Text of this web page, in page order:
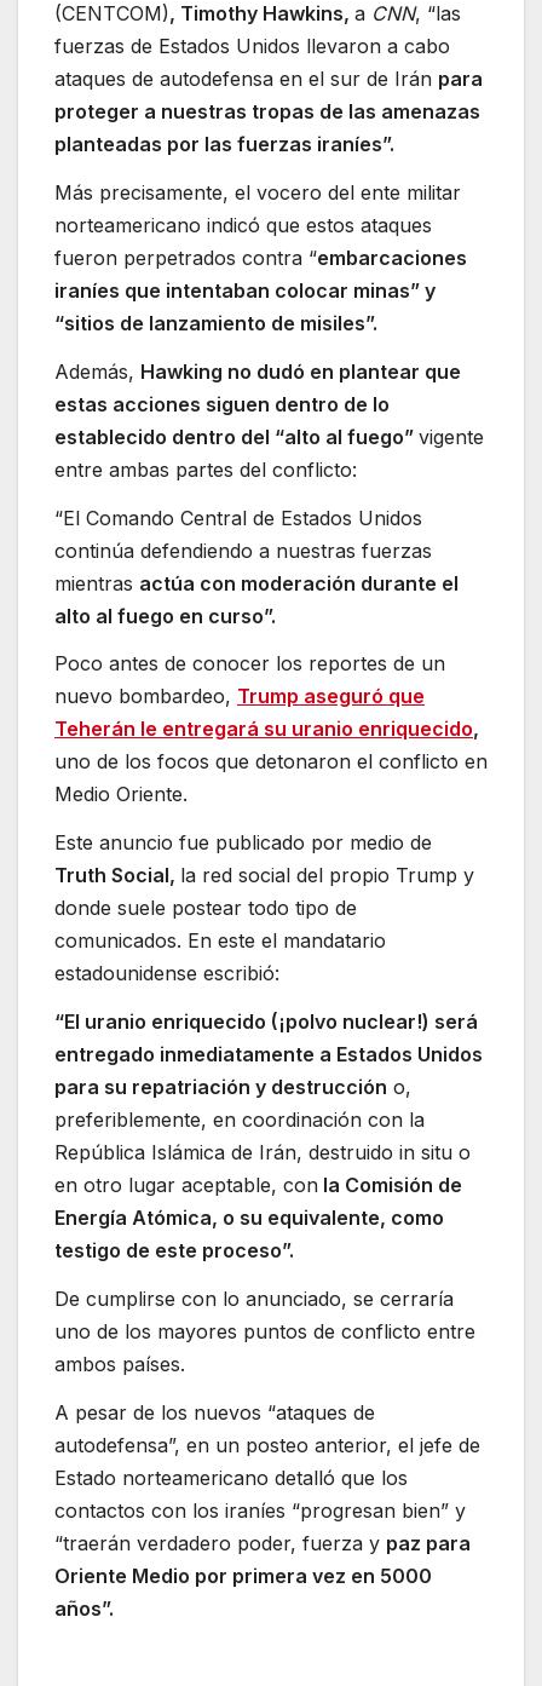
(CENTCOM), Timothy Hawkins, a CNN, “las
fuerzas de Estados Unidos llevaron a cabo
ataques de autodefensa en el sur de Irán para
proteger a nuestras tropas de las amenazas
planteadas por las fuerzas iraníes”.
Más precisamente, el vocero del ente militar
norteamericano indicó que estos ataques
fueron perpetrados contra “embarcaciones
iraníes que intentaban colocar minas” y
“sitios de lanzamiento de misiles”.
Además, Hawking no dudó en plantear que
estas acciones siguen dentro de lo
establecido dentro del “alto al fuego” vigente
entre ambas partes del conflicto:
“El Comando Central de Estados Unidos
continúa defendiendo a nuestras fuerzas
mientras actúa con moderación durante el
alto al fuego en curso”.
Poco antes de conocer los reportes de un
nuevo bombardeo, Trump aseguró que
Teherán le entregará su uranio enriquecido,
uno de los focos que detonaron el conflicto en
Medio Oriente.
Este anuncio fue publicado por medio de
Truth Social, la red social del propio Trump y
donde suele postear todo tipo de
comunicados. En este el mandatario
estadounidense escribió:
“El uranio enriquecido (¡polvo nuclear!) será
entregado inmediatamente a Estados Unidos
para su repatriación y destrucción o,
preferiblemente, en coordinación con la
República Islámica de Irán, destruido in situ o
en otro lugar aceptable, con la Comisión de
Energía Atómica, o su equivalente, como
testigo de este proceso”.
De cumplirse con lo anunciado, se cerraría
uno de los mayores puntos de conflicto entre
ambos países.
A pesar de los nuevos “ataques de
autodefensa”, en un posteo anterior, el jefe de
Estado norteamericano detalló que los
contactos con los iraníes “progresan bien” y
“traerán verdadero poder, fuerza y ​​paz para
Oriente Medio por primera vez en 5000
años”.